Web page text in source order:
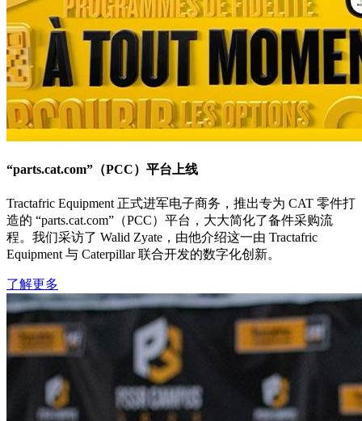
“parts.cat.com”（PCC）平台上线
Tractafric Equipment 正式进军电子商务，推出专为 CAT 零件打
造的 “parts.cat.com”（PCC）平台，大大简化了备件采购流
程。我们采访了 Walid Zyate，由他介绍这一由 Tractafric
Equipment 与 Caterpillar 联合开发的数字化创新。
了解更多